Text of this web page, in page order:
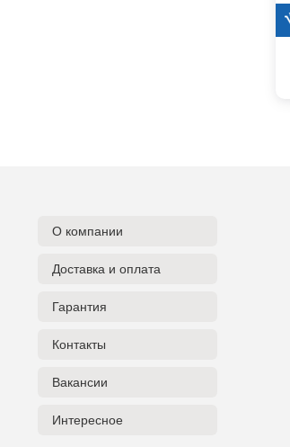
Decimator
Digitech
Dynacord
Eartec
Electro Voice
Epiphone
О компании
Доставка и оплата
Гарантия
Контакты
Вакансии
Интересное